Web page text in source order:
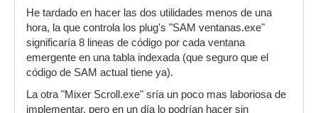
He tardado en hacer las dos utilidades menos de una
hora, la que controla los plug's "SAM ventanas.exe"
significaría 8 lineas de código por cada ventana
emergente en una tabla indexada (que seguro que el
código de SAM actual tiene ya).
La otra "Mixer Scroll.exe" sría un poco mas laboriosa de
implementar, pero en un día lo podrían hacer sin